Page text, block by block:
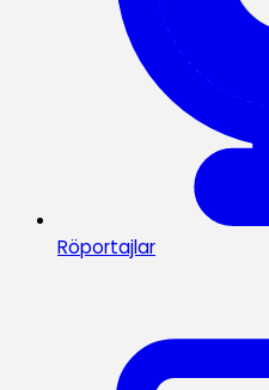
Röportajlar